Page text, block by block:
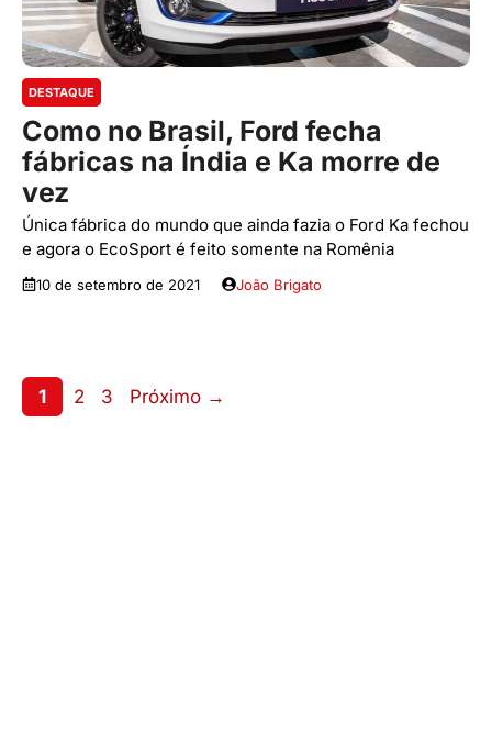
DESTAQUE
Como no Brasil, Ford fecha
fábricas na Índia e Ka morre de
vez
Única fábrica do mundo que ainda fazia o Ford Ka fechou
e agora o EcoSport é feito somente na Romênia
10 de setembro de 2021 João Brigato
Page
1 Page
2 Page
3 Próximo →